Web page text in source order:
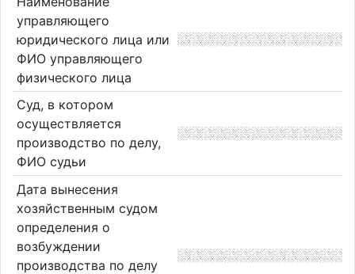
управляющего
юридического лица или
ФИО управляющего
физического лица
Суд, в котором
осуществляется
производство по делу,
ФИО судьи
Дата вынесения
хозяйственным судом
определения о
возбуждении
производства по делу